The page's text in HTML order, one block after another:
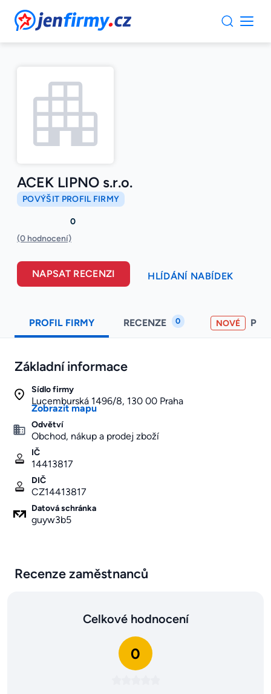
JenFirmy.cz
ACEK LIPNO s.r.o.
POVÝŠIT PROFIL FIRMY
0
(0 hodnocení)
NAPSAT RECENZI HLÍDÁNÍ NABÍDEK
PROFIL FIRMY RECENZE 0 NOVÉ
Základní informace
Sídlo firmy
Lucemburská 1496/8, 130 00 Praha
Zobrazit mapu
Odvětví
Obchod, nákup a prodej zboží
IČ
14413817
DIČ
CZ14413817
Datová schránka
guyw3b5
Recenze zaměstnanců
Celkové hodnocení
0